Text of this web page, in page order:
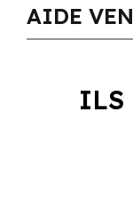
AIDE
ILS